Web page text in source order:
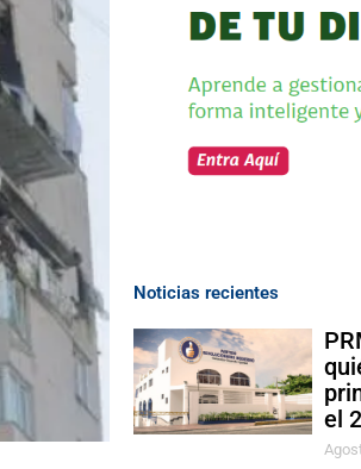
Noticias recientes
el